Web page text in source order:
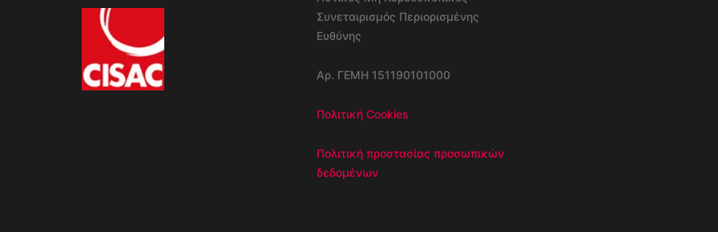
Συνεταιρισμός Περιορισμένης
Ευθύνης
Αρ. ΓΕΜΗ 151190101000
Πολιτική Cookies
Πολιτική προστασίας προσωπικών
δεδομένων